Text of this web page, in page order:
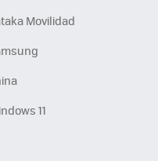
Movilidad
11